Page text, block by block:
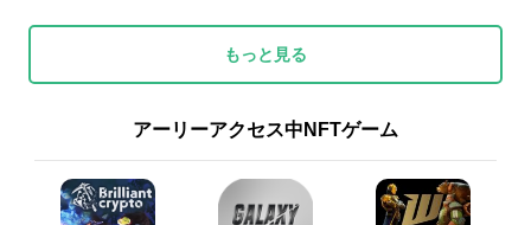
もっと見る
アーリーアクセス中NFTゲーム